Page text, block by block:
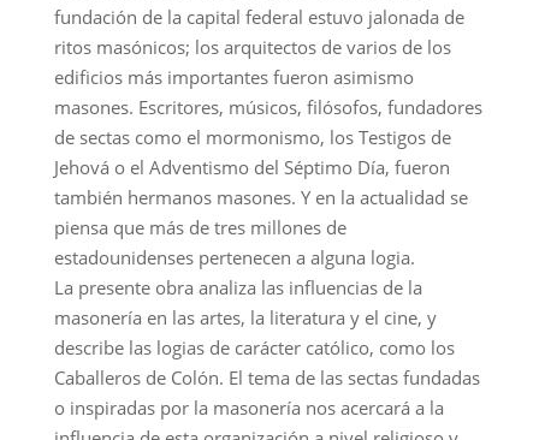
fundación de la capital federal estuvo jalonada de
ritos masónicos; los arquitectos de varios de los
edificios más importantes fueron asimismo
masones. Escritores, músicos, filósofos, fundadores
de sectas como el mormonismo, los Testigos de
Jehová o el Adventismo del Séptimo Día, fueron
también hermanos masones. Y en la actualidad se
piensa que más de tres millones de
estadounidenses pertenecen a alguna logia.
La presente obra analiza las influencias de la
masonería en las artes, la literatura y el cine, y
describe las logias de carácter católico, como los
Caballeros de Colón. El tema de las sectas fundadas
o inspiradas por la masonería nos acercará a la